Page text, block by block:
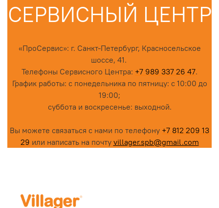
СЕРВИСНЫЙ ЦЕНТР
«ПроСервис»: г. Санкт-Петербург, Красносельское
шоссе, 41.
Телефоны Сервисного Центра: +7 989 337 26 47.
График работы: с понедельника по пятницу: с 10:00 до
19:00;
суббота и воскресенье: выходной.
Вы можете связаться с нами по телефону +7 812 209 13
29 или написать на почту villager.spb@gmail.com